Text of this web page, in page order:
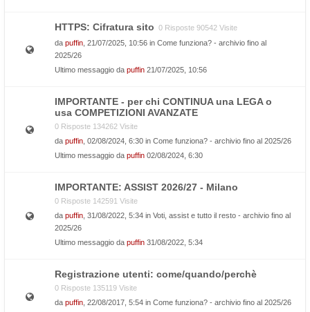
HTTPS: Cifratura sito 0 Risposte 90542 Visite
da puffin , 21/07/2025, 10:56 in Come funziona? - archivio fino al
2025/26
Ultimo messaggio da puffin 21/07/2025, 10:56
IMPORTANTE - per chi CONTINUA una LEGA o
usa COMPETIZIONI AVANZATE
0 Risposte 134262 Visite
da puffin , 02/08/2024, 6:30 in Come funziona? - archivio fino al 2025/26
Ultimo messaggio da puffin 02/08/2024, 6:30
IMPORTANTE: ASSIST 2026/27 - Milano
0 Risposte 142591 Visite
da puffin , 31/08/2022, 5:34 in Voti, assist e tutto il resto - archivio fino al
2025/26
Ultimo messaggio da puffin 31/08/2022, 5:34
Registrazione utenti: come/quando/perchè
0 Risposte 135119 Visite
da puffin , 22/08/2017, 5:54 in Come funziona? - archivio fino al 2025/26